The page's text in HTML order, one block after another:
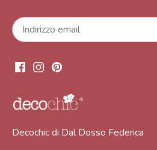
Decochic di Dal Dosso Federica